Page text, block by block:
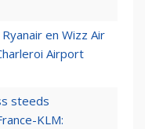
en Wizz Air
Airport
steeds
KLM: